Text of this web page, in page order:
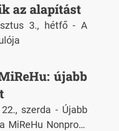
az alapítást
3., hétfő - A
újabb
szerda - Újabb
MiReHu Nonprofit